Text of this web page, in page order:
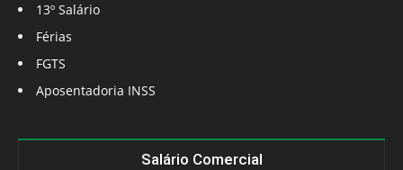
13º Salário
Férias
FGTS
Aposentadoria INSS
Salário Comercial